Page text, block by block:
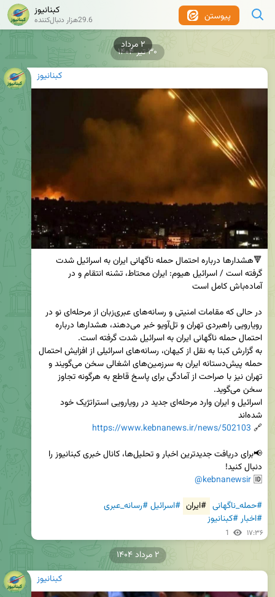
پیوستن کبنانیوز
29.6هزار دنبال‌کننده
کبنانیوز
🔗
https://www.kebnanews.ir/news/502103
🆔
@kebnanewsir
#حمله_ناگهانی #ایران #اسرائیل#رسانه_عبری
#اخبار#کبنانیوز
1 ۱۷:۳۶
۳۰ تیر ۱۴۰۴
کبنانیوز
۲ مرداد ۱۴۰۴